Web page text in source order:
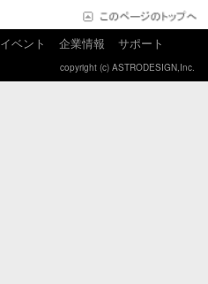
イベント 企業情報 サポート
copyright (c) ASTRODESIGN,Inc.